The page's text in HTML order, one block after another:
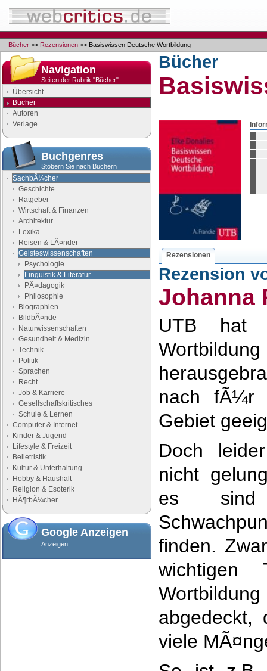
Bücher >> Rezensionen >> Basiswissen Deutsche Wortbildung
Navigation
Seiten der Rubrik "Bücher"
Übersicht
Bücher
Autoren
Verlage
Buchgenres
Stöbern Sie nach Büchern
SachbÃ¼cher
Geschichte
Ratgeber
Wirtschaft & Finanzen
Architektur
Lexika
Reisen & LÃ¤nder
Geisteswissenschaften
Psychologie
Linguistik & Literatur
PÃ¤dagogik
Philosophie
Biographien
BildbÃ¤nde
Naturwissenschaften
Gesundheit & Medizin
Technik
Politik
Sprachen
Recht
Job & Karriere
Gesellschaftskritisches
Schule & Lernen
Computer & Internet
Kinder & Jugend
Lifestyle & Freizeit
Belletristik
Kultur & Unterhaltung
Hobby & Haushalt
Religion & Esoterik
HÃ¶rbÃ¼cher
Google Anzeigen
Anzeigen
Bücher
Rezensionen
Rezension
Johanna
UTB hat
nach fÃ¼r
Gebiet
Doch
nicht
es sind
finden.
wichtigen
abgedeckt,
viele